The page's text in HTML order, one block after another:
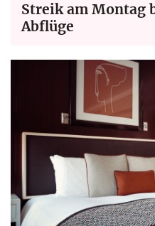
Streik am Montag
Abflüge